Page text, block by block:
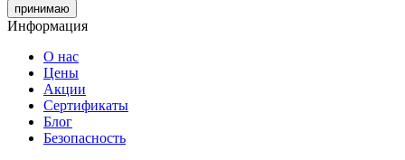
принимаю
Информация
О нас
Цены
Акции
Сертификаты
Блог
Безопасность